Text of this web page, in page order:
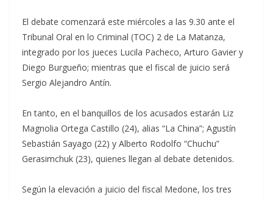
El debate comenzará este miércoles a las 9.30 ante el
Tribunal Oral en lo Criminal (TOC) 2 de La Matanza,
integrado por los jueces Lucila Pacheco, Arturo Gavier y
Diego Burgueño; mientras que el fiscal de juicio será
Sergio Alejandro Antín.
En tanto, en el banquillos de los acusados estarán Liz
Magnolia Ortega Castillo (24), alias “La China”; Agustín
Sebastián Sayago (22) y Alberto Rodolfo “Chuchu”
Gerasimchuk (23), quienes llegan al debate detenidos.
Según la elevación a juicio del fiscal Medone, los tres